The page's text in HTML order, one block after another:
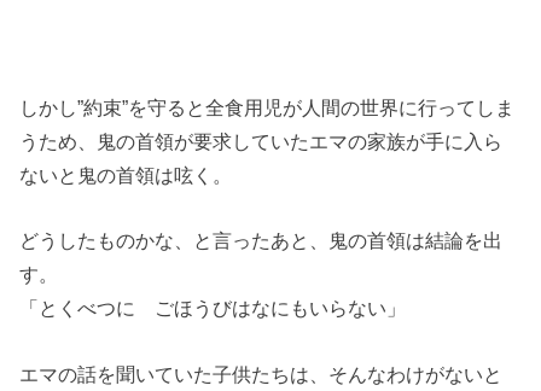
しかし”約束”を守ると全食用児が人間の世界に行ってしま
うため、鬼の首領が要求していたエマの家族が手に入ら
ないと鬼の首領は呟く。
どうしたものかな、と言ったあと、鬼の首領は結論を出
す。
「とくべつに ごほうびはなにもいらない」
エマの話を聞いていた子供たちは、そんなわけがないと